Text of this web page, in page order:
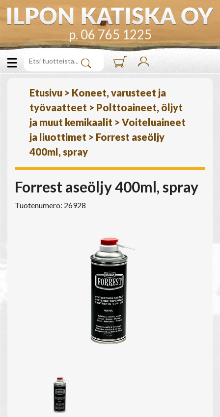
p. 06 765 1225
Etusivu > Koneet, varusteet ja
työvaatteet > Polttoaineet, öljyt
ja muut kemikaalit > Voiteluaineet
ja liuottimet > Forrest aseöljy
400ml, spray
Forrest aseöljy 400ml, spray
Tuotenumero: 26928